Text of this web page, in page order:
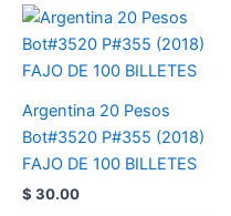
Argentina 20 Pesos
Bot#3520 P#355 (2018)
FAJO DE 100 BILLETES
$ 30.00